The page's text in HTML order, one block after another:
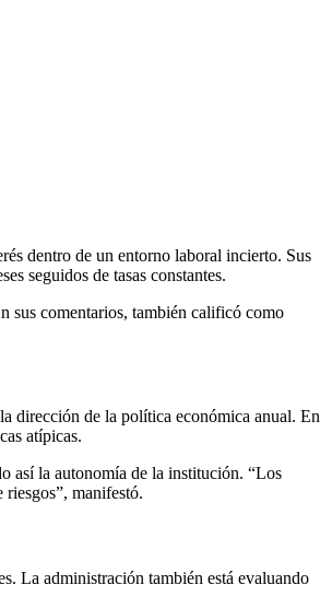
dentro de un entorno laboral incierto. Sus
seguidos de tasas constantes.
sus comentarios, también calificó como
dirección de la política económica anual. En
atípicas.
así la autonomía de la institución. “Los
riesgos”, manifestó.
La administración también está evaluando